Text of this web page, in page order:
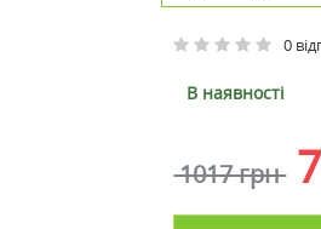
0
В наявності
1017 грн